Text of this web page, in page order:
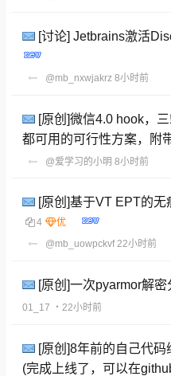
[讨论] Jetbrains激活
@mb_nxwjakrz 8小时前
[原创]微信4.0 hook，
都可用的可行性方案，附
@爱学习的小明 8小时前
[原创]基于VT EPT的
4
@mb_uowpckvf 22小时前
[原创]一次pyarmor解密
01_17 ・22小时前
[原创]8年前的自己代
(完成上线了，可以在